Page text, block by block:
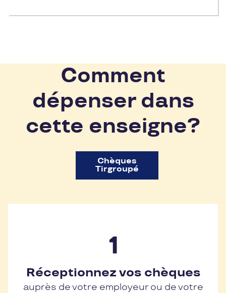
Comment
dépenser dans
cette enseigne?
Chèques
Tirgroupé
Réceptionnez vos chèques
auprès de votre employeur ou de votre